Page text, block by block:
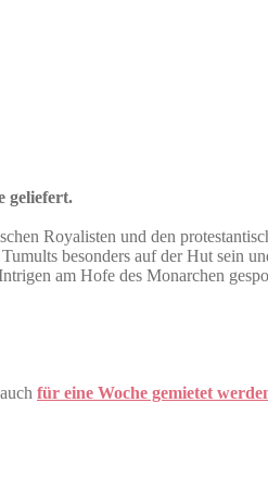
geliefert.
Royalisten und den
besonders auf der Hut
am Hofe des Monarchen
für eine Woche gemietet